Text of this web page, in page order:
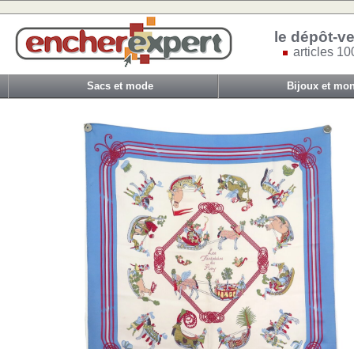
le dépôt-
articles
Sacs et mode Bijoux et